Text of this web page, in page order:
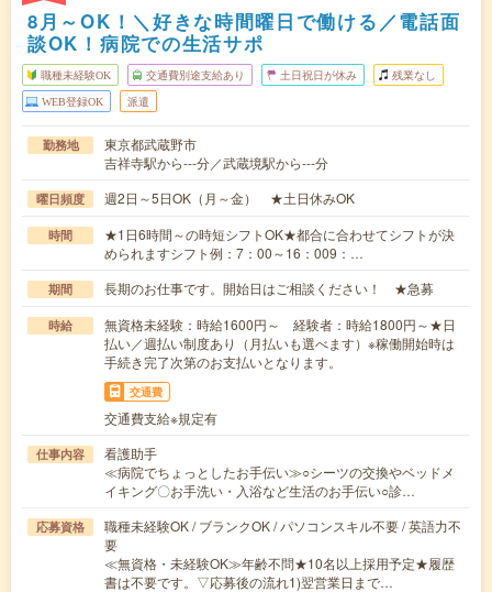
8月～OK！＼好きな時間曜日で働ける／電話面
談OK！病院での生活サポ
職種未経験OK 交通費別途支給あり 土日祝日が休み 残業なし
WEB登録OK 派遣
勤務地
東京都武蔵野市
吉祥寺駅から---分／武蔵境駅から---分
曜日頻度 週2日～5日OK（月～金） ★土日休みOK
時間
★1日6時間～の時短シフトOK★都合に合わせてシフトが決
められますシフト例：7：00～16：009：…
期間 長期のお仕事です。開始日はご相談ください！ ★急募
時給
無資格未経験：時給1600円～ 経験者：時給1800円～★日
払い／週払い制度あり（月払いも選べます）※稼働開始時は
手続き完了次第のお支払いとなります。
交通費
交通費支給※規定有
仕事内容
看護助手
≪病院でちょっとしたお手伝い≫○シーツの交換やベッドメ
イキング〇お手洗い・入浴など生活のお手伝い○診…
応募資格
職種未経験OK / ブランクOK / パソコンスキル不要 / 英語力不
要
≪無資格・未経験OK≫年齢不問★10名以上採用予定★履歴
書は不要です。▽応募後の流れ1)翌営業日まで…